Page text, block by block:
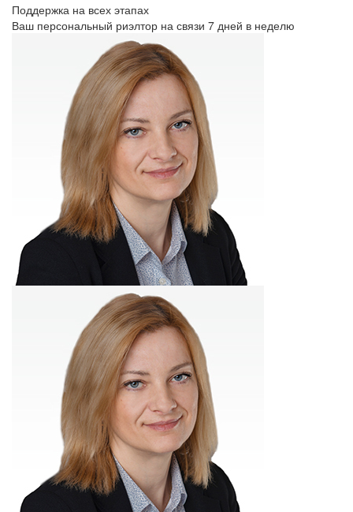
Поддержка на всех этапах
Ваш персональный риэлтор на связи 7 дней в неделю